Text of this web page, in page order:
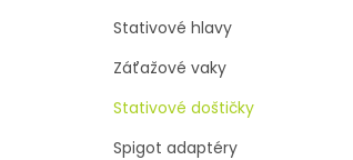
Stativové hlavy
Záťažové vaky
Stativové doštičky
Spigot adaptéry